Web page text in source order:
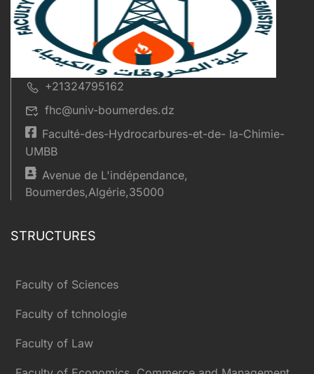
+21324795162
fhc@univ-boumerdes.dz
Faculté-des-Hydrocarbures-et-de- la-Chimie-
UMBB
Avenue de L'indépendance,
Boumerdes,Algérie,35000
STRUCTURES
Faculty of Sciences
Faculty of tchnologie
Faculty of Law